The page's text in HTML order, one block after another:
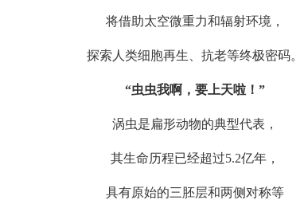
将借助太空微重力和辐射环境，
探索人类细胞再生、抗老等终极密码。
“虫虫我啊，要上天啦！”
涡虫是扁形动物的典型代表，
其生命历程已经超过5.2亿年，
具有原始的三胚层和两侧对称等